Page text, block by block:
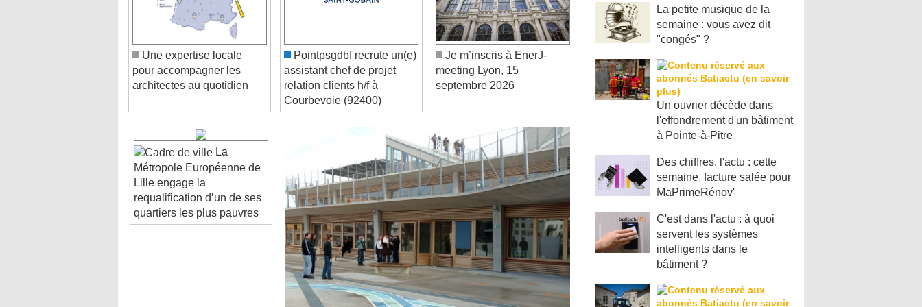
Video Player is loading.
Play Video
Une expertise locale
pour accompagner les
architectes au quotidien
assistant chef de projet
relation clients h/f à
Courbevoie (92400)
Je m’inscris à EnerJ-
meeting Lyon, 15
septembre 2026
Métropole Européenne de
Lille engage la
requalification d’un de ses
quartiers les plus pauvres
La petite musique de la
semaine : vous avez dit
"congés" ?
Un ouvrier décède dans
l'effondrement d'un bâtiment
à Pointe-à-Pitre
Des chiffres, l'actu : cette
semaine, facture salée pour
MaPrimeRénov'
C'est dans l'actu : à quoi
servent les systèmes
intelligents dans le
bâtiment ?